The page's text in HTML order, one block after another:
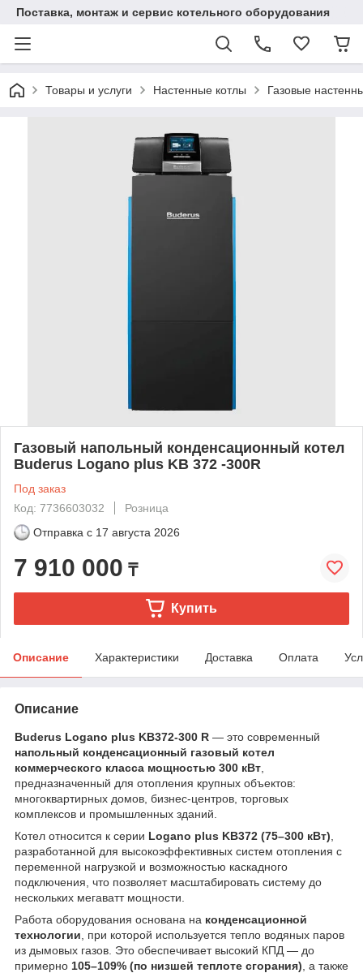
Поставка, монтаж и сервис котельного оборудования
Товары и услуги Настенные котлы Газовые
Газовый напольный конденсационный котел
Buderus Logano plus KB 372 -300R
Под заказ
Код: 7736603032
Розница
Отправка с 17 августа 2026
7 910 000 ₸
Купить
Описание Характеристики Доставка Оплата
Описание
Buderus Logano plus KB372-300 R — это современный
напольный конденсационный газовый котел
коммерческого класса мощностью 300 кВт
предназначенный для отопления крупных объектов:
многоквартирных домов, бизнес-центров, торговых
комплексов и промышленных зданий.
Котел относится к серии Logano plus KB372 (75–300 кВт)
разработанной для высокоэффективных систем отопления с
переменной нагрузкой и возможностью каскадного
подключения, что позволяет масштабировать систему до
нескольких мегаватт мощности.
Работа оборудования основана на конденсационной
технологии , при которой используется тепло водяных паров
из дымовых газов. Это обеспечивает высокий КПД — до
примерно 105–109% (по низшей теплоте сгорания) , а также